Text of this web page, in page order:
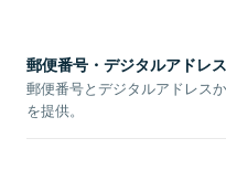
郵便番号・デジタルアドレ
郵便番号とデジタルアドレス
を提供。